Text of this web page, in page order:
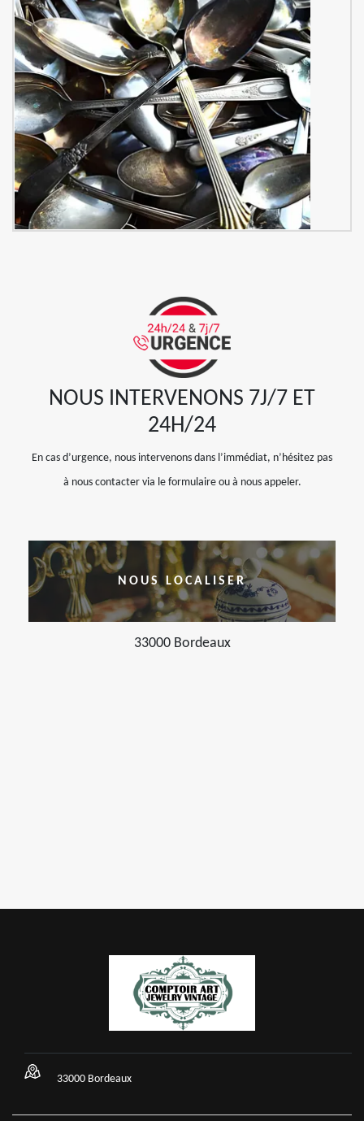
NOUS INTERVENONS 7J/7 ET
24H/24
En cas d’urgence, nous intervenons dans l’immédiat, n’hésitez pas
à nous contacter via le formulaire ou à nous appeler.
NOUS LOCALISER
33000 Bordeaux
33000 Bordeaux